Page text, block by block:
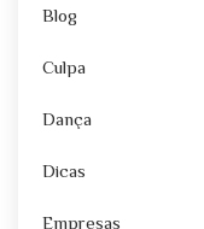
Blog
Culpa
Dança
Dicas